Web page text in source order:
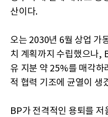
산이다.
오는 2030년 6월 상업 가
치 계획까지 수립했으나,
유 지분 약 25%를 매각하
적 협력 기조에 균열이 생
BP가 전격적인 용퇴를